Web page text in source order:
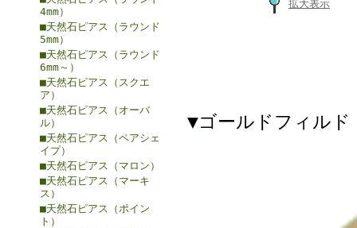
4mm）
■天然石ピアス（ラウンド
5mm）
■天然石ピアス（ラウンド
6mm～）
■天然石ピアス（スクエ
ア）
■天然石ピアス（オーバ
ル）
■天然石ピアス（ペアシェ
イプ）
■天然石ピアス（マロン）
■天然石ピアス（マーキ
ス）
■天然石ピアス（ポイン
ト）
拡大表示
▼ゴールドフィル